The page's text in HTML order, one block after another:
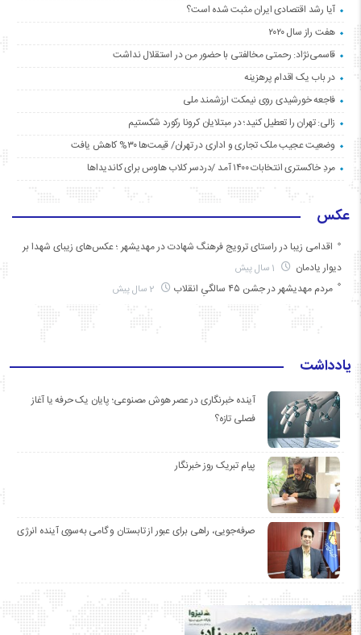
آیا رشد اقتصادی ایران مثبت شده است؟
هفت راز سال ۲۰۲۰
قاسمی‌نژاد: رحمتی مخالفتی با حضور من در استقلال نداشت
در باب یک اقدام پرهزینه
فاجعه خورشیدی روی نیمکت ارزشمند ملی
زالی: تهران را تعطیل کنید؛ در مبتلایان کرونا رکورد شکستیم
وضعیت عجیب ملک تجاری و اداری در تهران/ قیمت‌ها ۳۰% کاهش یافت
مردِ خاکستری انتخابات ۱۴۰۰ آمد /دردسر کلاب هاوس برای کاندیداها
عکس
اقدامی زیبا در راستای ترویج فرهنگ شهادت در مهدیشهر ؛ عکس‌های زیبای شهدا بر
دیوار یادمان
مردم مهدیشهر در جشن ۴۵ سالگیِ انقلاب
یادداشت
آینده خبرنگاری در عصر هوش مصنوعی؛ پایان یک حرفه یا آغاز
فصلی تازه؟
پیام تبریک روز خبرنگار
صرفه‌جویی، راهی برای عبور از تابستان و گامی به‌سوی آینده انرژی